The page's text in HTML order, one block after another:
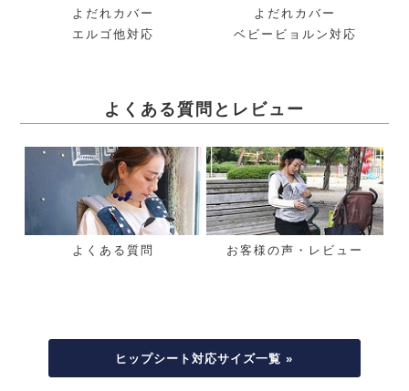
よだれカバー
エルゴ他対応
よだれカバー
ベビービョルン対応
よくある質問とレビュー
よくある質問 お客様の声・レビュー
ヒップシート対応サイズ一覧 »